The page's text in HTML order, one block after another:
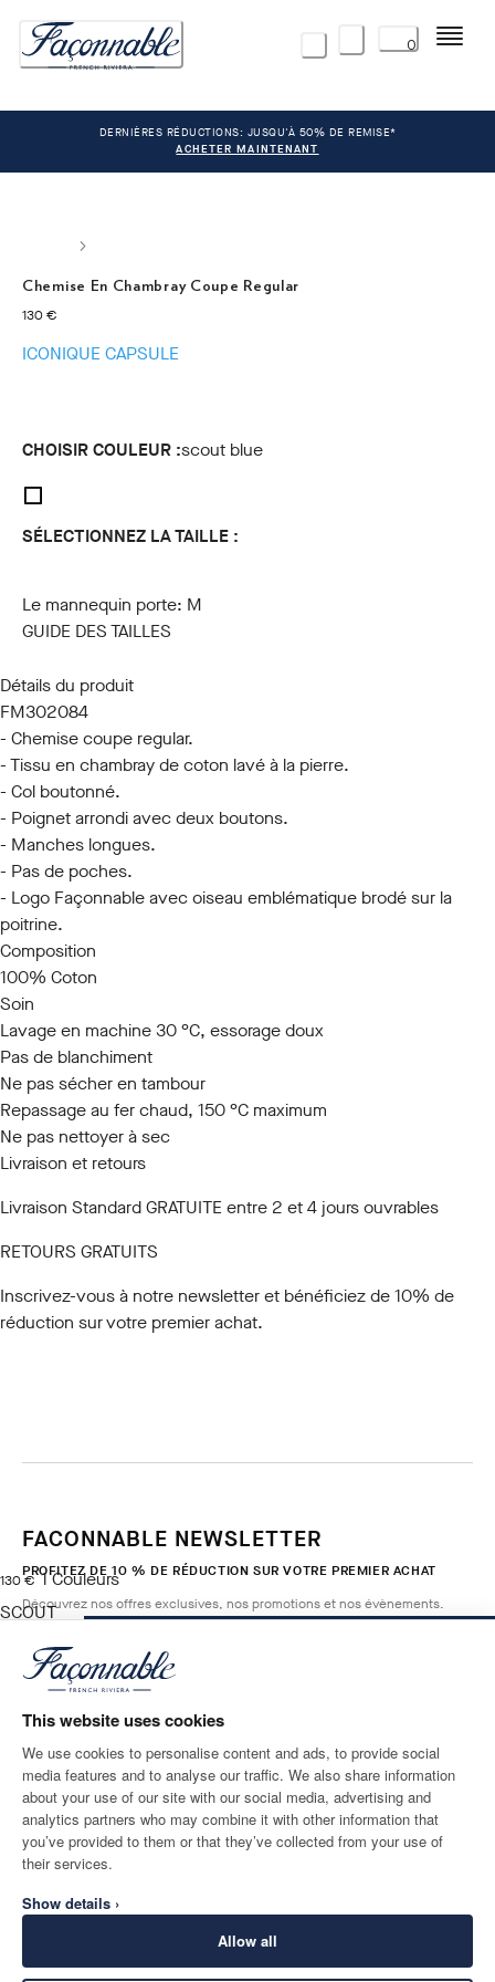
This website uses cookies
We use cookies to personalise content and ads, to provide social
media features and to analyse our traffic. We also share information
about your use of our site with our social media, advertising and
analytics partners who may combine it with other information that
you’ve provided to them or that they’ve collected from your use of
their services.
Show details ›
Allow all
0 Menu
DERNIÈRES RÉDUCTIONS: JUSQU'À 50% DE REMISE*
ACHETER MAINTENANT
Chemise En Chambray Coupe Regular
130 €
current price 130 €
ICONIQUE CAPSULE
CHOISIR COULEUR :scout blue
SÉLECTIONNEZ LA TAILLE :
Le mannequin porte: M
GUIDE DES TAILLES
Détails du produit
FM302084
- Chemise coupe regular.
- Tissu en chambray de coton lavé à la pierre.
- Col boutonné.
- Poignet arrondi avec deux boutons.
- Manches longues.
- Pas de poches.
- Logo Façonnable avec oiseau emblématique brodé sur la
poitrine.
Composition
100% Coton
Soin
Lavage en machine 30 °C, essorage doux
Pas de blanchiment
Ne pas sécher en tambour
Repassage au fer chaud, 150 °C maximum
Ne pas nettoyer à sec
Livraison et retours
Livraison Standard GRATUITE entre 2 et 4 jours ouvrables
RETOURS GRATUITS
Inscrivez-vous à notre newsletteret bénéficiez de 10% de
réduction sur votre premier achat.
130 €
current price 130 €
1Couleurs
SCOUT
Taille
FACONNABLE NEWSLETTER
PROFITEZ DE 10 % DE RÉDUCTION SUR VOTRE PREMIER ACHAT
Découvrez nos offres exclusives, nos promotions et nos évènements.
E-mail*
ADRESSE POSTALE
France
LANGUE
Français
CONTACTEZ-NOUS